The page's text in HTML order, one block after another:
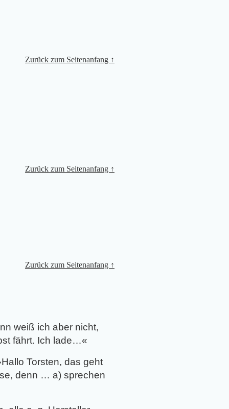
Zurück zum Seitenanfang ↑
Zurück zum Seitenanfang ↑
Zurück zum Seitenanfang ↑
weiß ich aber nicht,
fährt. Ich lade…«
Hallo Torsten, das geht
denn … a) sprechen